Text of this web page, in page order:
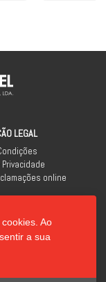
Ao
a sua
LEGAL
online